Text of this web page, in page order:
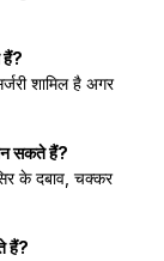
हैं?
शामिल है अगर
सकते हैं?
के दबाव, चक्कर
हैं?